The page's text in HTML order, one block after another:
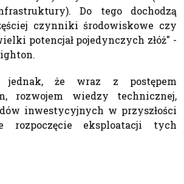
Do tego dochodzą
czynniki środowiskowe czy
potencjał pojedynczych złóż" -
jednak, że wraz z postępem
rozwojem wiedzy technicznej,
inwestycyjnych w przyszłości
rozpoczęcie eksploatacji tych